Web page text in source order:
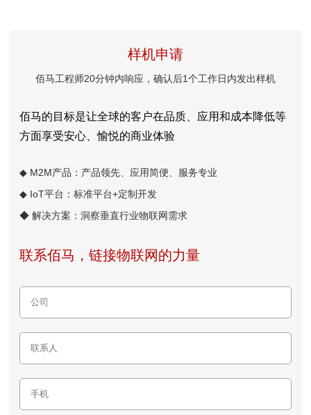
样机申请
佰马工程师20分钟内响应，确认后1个工作日内发出样机
佰马的目标是让全球的客户在品质、应用和成本降低等
方面享受安心、愉悦的商业体验
◆ M2M产品：产品领先、应用简便、服务专业
◆ IoT平台：标准平台+定制开发
◆ 解决方案：洞察垂直行业物联网需求
联系佰马，链接物联网的力量